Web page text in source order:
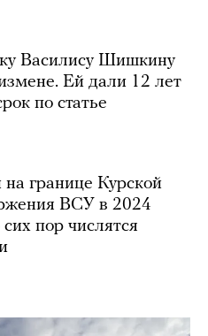
Василису Шишкину
Ей дали 12 лет
по статье
на границе Курской
ВСУ в 2024
пор числятся